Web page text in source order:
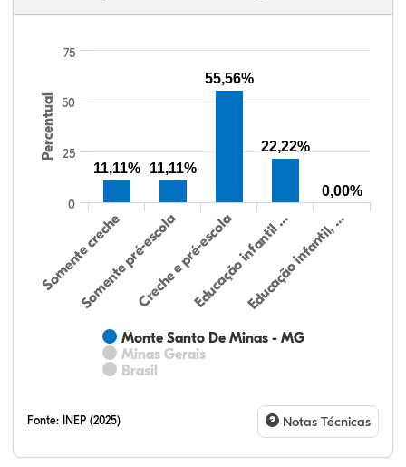
Percentual
Monte Santo De Minas - MG
Minas Gerais
Brasil
Somente creche
Somente pré-escolaCreche e pré-escolaEducação infantil …Educação infantil, …
0
25
50
75
11,11% 11,11%
55,56%
22,22%
0,00%
Fonte: INEP (2025) Notas Técnicas